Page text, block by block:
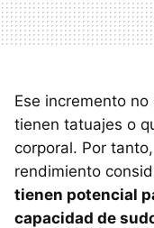
Ese incremento
tienen tatuajes o
corporal. Por
rendimiento
tienen potencial
capacidad de